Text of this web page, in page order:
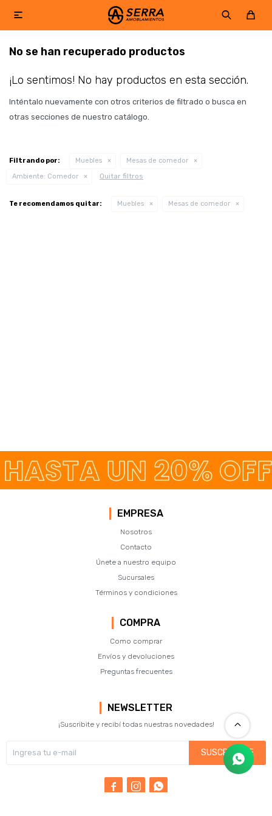

No se han recuperado productos
¡Lo sentimos! No hay productos en esta sección.
Inténtalo nuevamente con otros criterios de filtrado o busca en
otras secciones de nuestro catálogo.
Filtrando por: Muebles
Mesas de comedor
Ambiente: Comedor Quitar filtros
Te recomendamos quitar: Muebles Mesas de comedor
EMPRESA
Nosotros
Contacto
Únete a nuestro equipo
Sucursales
Términos y condiciones
COMPRA
Como comprar
Envíos y devoluciones
Preguntas frecuentes
NEWSLETTER
¡Suscribite y recibí todas nuestras novedades!
SUSCRIBIRME
  